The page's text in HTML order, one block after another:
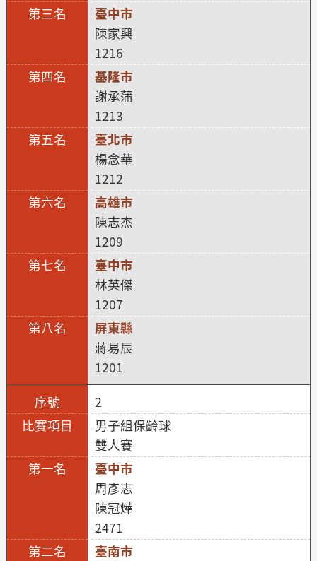
臺中市
陳家興
1216
基隆市
謝承蒲
1213
臺北市
楊念華
1212
高雄市
陳志杰
1209
臺中市
林英傑
1207
屏東縣
蔣易辰
1201
2
男子組保齡球
雙人賽
臺中市
周彥志
陳冠燁
2471
臺南市